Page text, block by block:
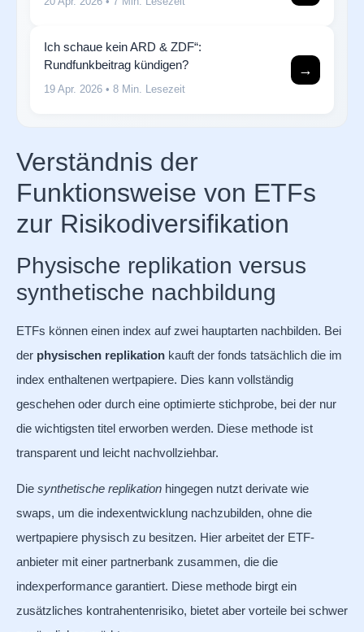
Ich schaue kein ARD & ZDF“:
Rundfunkbeitrag kündigen?
19 Apr. 2026 • 8 Min. Lesezeit
→
Verständnis der
Funktionsweise von ETFs
zur Risikodiversifikation
Physische replikation versus
synthetische nachbildung
ETFs können einen index auf zwei hauptarten nachbilden. Bei
der physischen replikation kauft der fonds tatsächlich die im
index enthaltenen wertpapiere. Dies kann vollständig
geschehen oder durch eine optimierte stichprobe, bei der nur
die wichtigsten titel erworben werden. Diese methode ist
transparent und leicht nachvollziehbar.
Die synthetische replikation hingegen nutzt derivate wie
swaps, um die indexentwicklung nachzubilden, ohne die
wertpapiere physisch zu besitzen. Hier arbeitet der ETF-
anbieter mit einer partnerbank zusammen, die die
indexperformance garantiert. Diese methode birgt ein
zusätzliches kontrahentenrisiko, bietet aber vorteile bei schwer